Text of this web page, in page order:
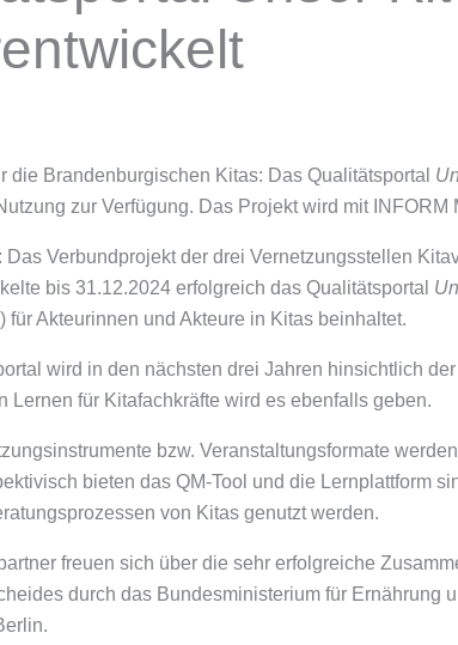
die Brandenburgischen Kitas: Das Qualitätsportal
zur Verfügung. Das Projekt wird mit INFORM
Das Verbundprojekt der drei Vernetzungsstellen
bis 31.12.2024 erfolgreich das Qualitätsportal
für Akteurinnen und Akteure in Kitas beinhaltet.
wird in den nächsten drei Jahren hinsichtlich
Lernen für Kitafachkräfte wird es ebenfalls geben.
bzw. Veranstaltungsformate
bieten das QM-Tool und die Lernplattform
von Kitas genutzt werden.
freuen sich über die sehr erfolgreiche
durch das Bundesministerium für Ernährung